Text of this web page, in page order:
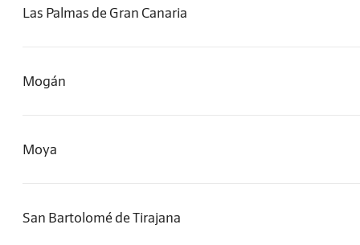
Las Palmas de Gran Canaria
Mogán
Moya
San Bartolomé de Tirajana